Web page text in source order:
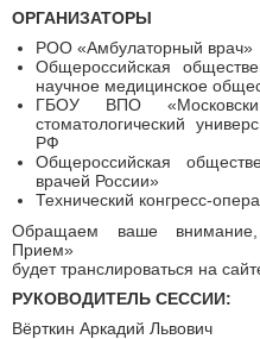
ОРГАНИЗАТОРЫ
РОО «Амбулаторный врач»
Общероссийская
научное медицинское
ГБОУ ВПО
стоматологический
РФ
Общероссийская
врачей России»
Технический конгресс-
Обращаем ваше
Прием»
будет транслироваться на
РУКОВОДИТЕЛЬ СЕССИИ:
Вёрткин Аркадий Львович